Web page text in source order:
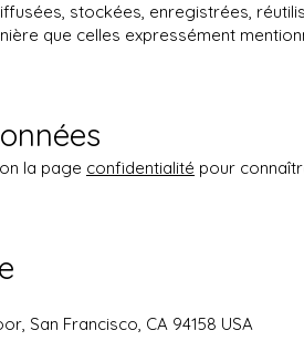
stockées, enregistrées,
que celles expressément
la page confidentialité pour
San Francisco, CA 94158 USA